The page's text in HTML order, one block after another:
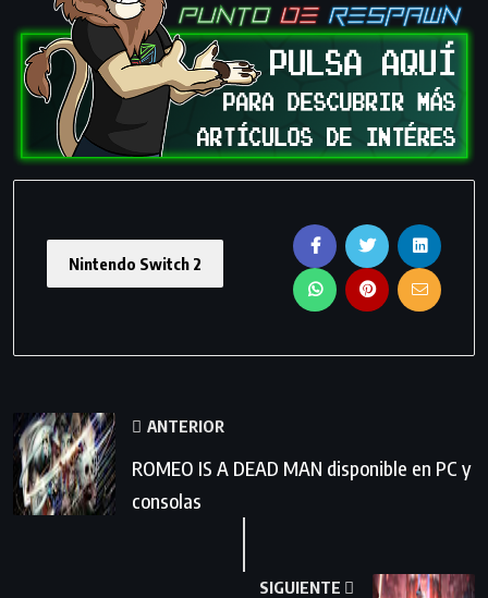
Nintendo Switch 2
ANTERIOR
ROMEO IS A DEAD MAN disponible en PC y
consolas
SIGUIENTE